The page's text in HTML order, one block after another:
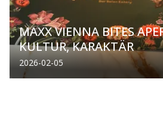
MAXX VIENNA BITES
KULTUR, KARAKTÄR
2026-02-05